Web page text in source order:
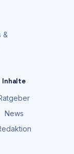
&
Inhalte
News